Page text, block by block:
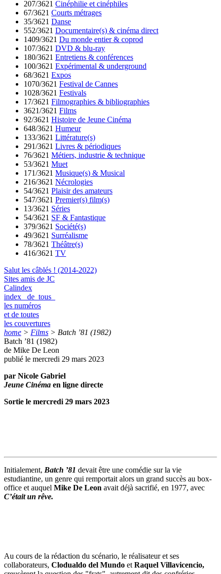
207/3621 Cinéphilie et cinéphiles
67/3621 Courts métrages
35/3621 Danse
552/3621 Documentaire(s) & cinéma direct
1409/3621 Du monde entier & coprod
107/3621 DVD & blu-ray
180/3621 Entretiens & conférences
100/3621 Expérimental & underground
68/3621 Expos
1070/3621 Festival de Cannes
1028/3621 Festivals
17/3621 Filmographies & bibliographies
3621/3621 Films
92/3621 Histoire de Jeune Cinéma
648/3621 Humeur
133/3621 Littérature(s)
291/3621 Livres & périodiques
76/3621 Métiers, industrie & technique
53/3621 Muet
171/3621 Musique(s) & Musical
216/3621 Nécrologies
54/3621 Plaisir des amateurs
547/3621 Premier(s) film(s)
13/3621 Séries
54/3621 SF & Fantastique
379/3621 Société(s)
49/3621 Surréalisme
78/3621 Théâtre(s)
416/3621 TV
Salut les câblés ! (2014-2022)
Sites amis de JC
Calindex
index de tous
les numéros
et de toutes
les couvertures
home > Films > Batch ’81 (1982)
Batch ’81 (1982)
de Mike De Leon
publié le mercredi 29 mars 2023
par Nicole Gabriel
Jeune Cinéma en ligne directe
Sortie le mercredi 29 mars 2023
Initialement, Batch ’81 devait être une comédie sur la vie
estudiantine, un genre qui remportait alors un grand succès au box-
office et auquel Mike De Leon avait déjà sacrifié, en 1977, avec
C’était un rêve.
Au cours de la rédaction du scénario, le réalisateur et ses
collaborateurs, Clodualdo del Mundo et Raquel Villavicencio,